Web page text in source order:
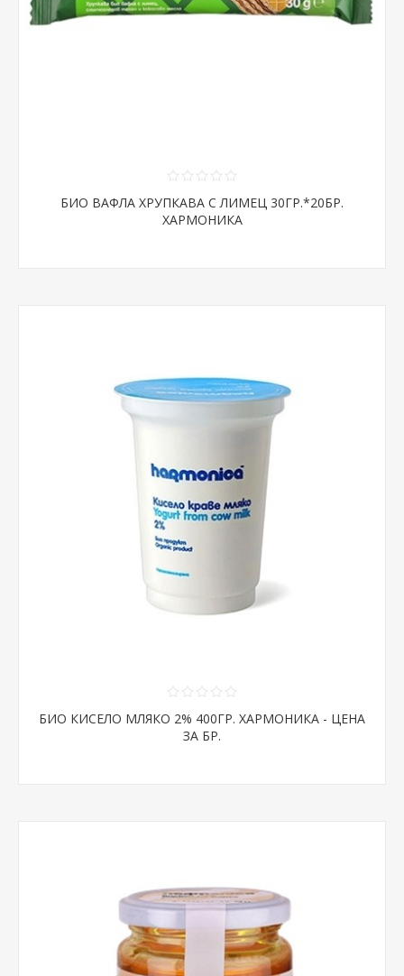
БИО ВАФЛА ХРУПКАВА С ЛИМЕЦ 30ГР.*20БР.
ХАРМОНИКА
БИО КИСЕЛО МЛЯКО 2% 400ГР. ХАРМОНИКА - ЦЕНА
ЗА БР.